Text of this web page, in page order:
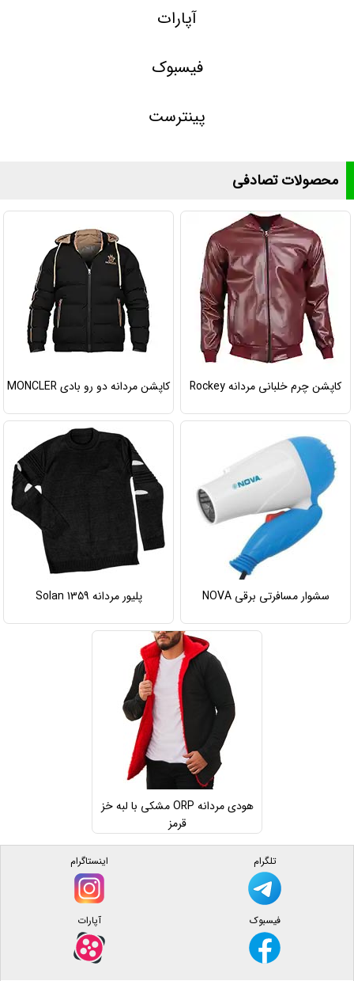
آپارات
فیسبوک
پینترست
محصولات تصادفی
کاپشن چرم خلبانی مردانه Rockey کاپشن مردانه دو رو بادی MONCLER
سشوار مسافرتی برقی NOVA پلیور مردانه Solan 1359
هودی مردانه ORP مشکی با لبه خز
قرمز
تلگرام اینستاگرام
فیسبوک آپارات